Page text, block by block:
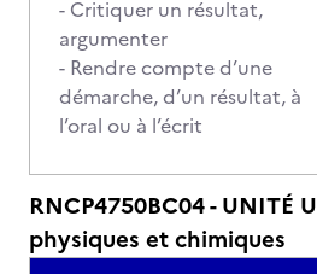
- Critiquer un résultat,
argumenter
- Rendre compte d’une
démarche, d’un résultat, à
l’oral ou à l’écrit
RNCP4750BC04 - UNITÉ
physiques et chimiques